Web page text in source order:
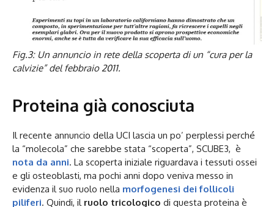
Fig.3: Un annuncio in rete della scoperta di un “cura per la
calvizie” del febbraio 2011.
Proteina già conosciuta
Il recente annuncio della UCI lascia un po’ perplessi perché
la “molecola” che sarebbe stata “scoperta”, SCUBE3, è
nota da anni. La scoperta iniziale riguardava i tessuti ossei
e gli osteoblasti, ma pochi anni dopo veniva messo in
evidenza il suo ruolo nella morfogenesi dei follicoli
piliferi. Quindi, il ruolo tricologico di questa proteina è